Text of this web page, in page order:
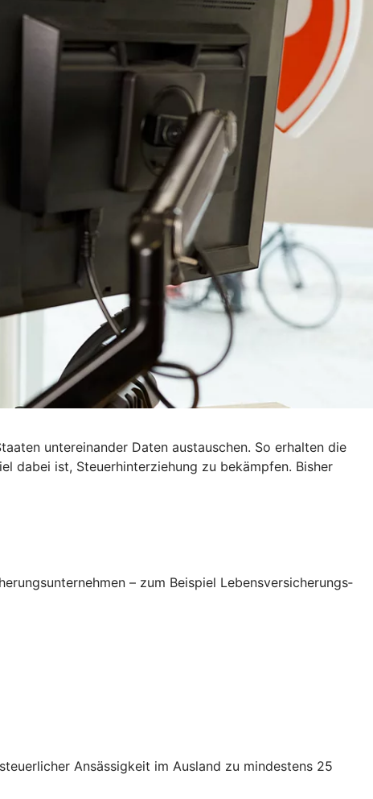
untereinander Daten austauschen. So erhalten die
dabei ist, Steuerhinterziehung zu bekämpfen. Bisher
– zum Beispiel Lebensversicherungs­
Ansässigkeit im Ausland zu mindestens 25